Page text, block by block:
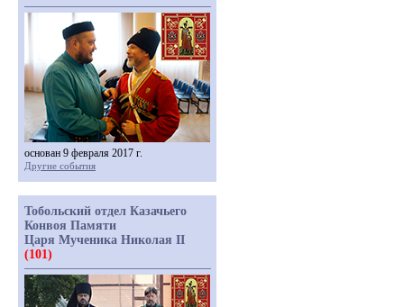
основан 9 февраля 2017 г.
Другие события
Тобольский отдел Казачьего
Конвоя Памяти
Царя Мученика Николая II
(101)